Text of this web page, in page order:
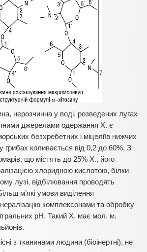
нерозчинна у воді, розведених лугах
джерелами одержання Х. є
безхребетних і міцеліїв нижчих
у грибах коливається від 0,2 до 60%. З
що містять до 25% Х., його
хлоридною кислотою, білки
лузі, відбілювання проводять
м’які умови виділення
комплексонами та обробку
рН. Такий Х. має мол. м.
з тканинами людини (біоінертні), не